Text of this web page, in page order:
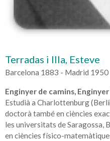
Terradas i Illa, Esteve
Barcelona 1883 - Madrid 1950
Enginyer de camins,
Estudià a Charlottenburg
doctorà també en ciències
les universitats de Saragossa,
en ciències físico-